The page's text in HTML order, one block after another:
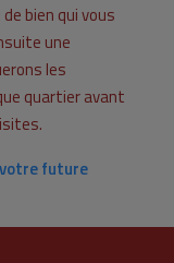
bien qui vous
une
les
quartier avant
future